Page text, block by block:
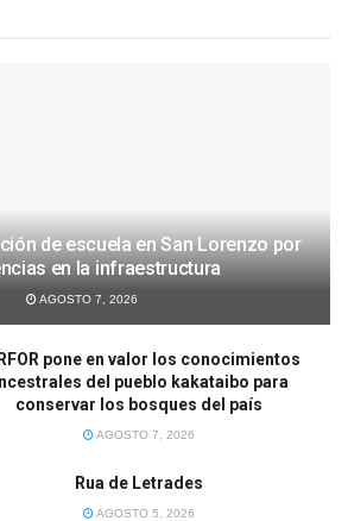
de escuela en San Lorenzo por
en la infraestructura
AGOSTO 7, 2026
pone en valor los conocimientos
del pueblo kakataibo para
conservar los bosques del país
AGOSTO 7, 2026
Rua de Letrades
AGOSTO 5, 2026